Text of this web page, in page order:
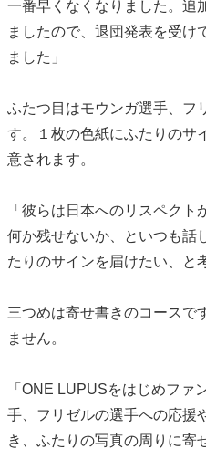
一番早くなくなりました。追
ましたので、退団発表を受け
ました」
ふたつ目はモウンガ選手、フ
す。１枚の色紙にふたりのサ
意されます。
「彼らは日本へのリスペク
何か残せないか、といつも話
たりのサインを届けたい、と
三つめは寄せ書きのコースで
ません。
「ONE LUPUSをはじめファ
手、フリゼルの選手への応援
き、ふたりの写真の周りに寄